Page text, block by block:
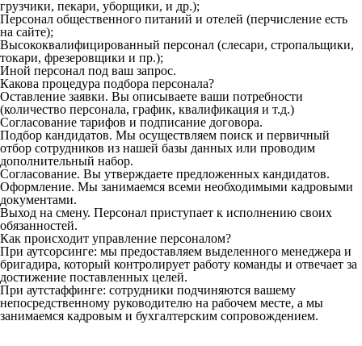
грузчики, пекари, уборщики, и др.);
Персонал общественного питаний и отелей (перчисление есть
на сайте);
Высококвалифицированный персонал (слесари, стропальщики,
токари, фрезеровщики и пр.);
Иной персонал под ваш запрос.
Какова процедура подбора персонала?
Оставление заявки. Вы описываете ваши потребности
(количество персонала, график, квалификация и т.д.)
Согласование тарифов и подписание договора.
Подбор кандидатов. Мы осуществляем поиск и первичный
отбор сотрудников из нашей базы данных или проводим
дополнительный набор.
Согласование. Вы утверждаете предложенных кандидатов.
Оформление. Мы занимаемся всеми необходимыми кадровыми
документами.
Выход на смену. Персонал приступает к исполнению своих
обязанностей.
Как происходит управление персоналом?
При аутсорсинге: мы предоставляем выделенного менеджера и
бригадира, который контролирует работу команды и отвечает за
достижение поставленных целей.
При аутстаффинге: сотрудники подчиняются вашему
непосредственному руководителю на рабочем месте, а мы
занимаемся кадровым и бухгалтерским сопровождением.